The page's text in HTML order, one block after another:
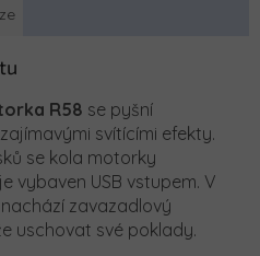
R58 se pyšní
svítícími efekty.
se kola motorky
vybaven USB vstupem. V
zavazadlový
uschovat své poklady.